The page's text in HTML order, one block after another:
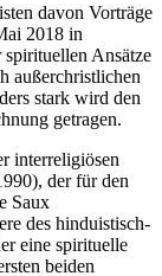
davon Vorträge
2018 in
Ansätze
außerchristlichen
stark wird den
getragen.
interreligiösen
der für den
Saux
des hinduistisch-
eine spirituelle
beiden